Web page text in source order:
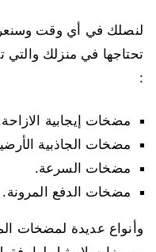
لنصلك في أي وقت
تحتاجها في منزلك
:
مضخات إيجابية
مضخات الجاذبية
مضخات السرعة.
مضخات الدفع المرونة.
وأنواع عديدة لمضخات